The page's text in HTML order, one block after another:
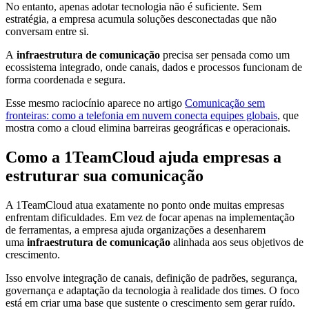
No entanto, apenas adotar tecnologia não é suficiente. Sem
estratégia, a empresa acumula soluções desconectadas que não
conversam entre si.
A infraestrutura de comunicação precisa ser pensada como um
ecossistema integrado, onde canais, dados e processos funcionam de
forma coordenada e segura.
Esse mesmo raciocínio aparece no artigo Comunicação sem
fronteiras: como a telefonia em nuvem conecta equipes globais, que
mostra como a cloud elimina barreiras geográficas e operacionais.
Como a 1TeamCloud ajuda empresas a
estruturar sua comunicação
A 1TeamCloud atua exatamente no ponto onde muitas empresas
enfrentam dificuldades. Em vez de focar apenas na implementação
de ferramentas, a empresa ajuda organizações a desenharem
uma infraestrutura de comunicação alinhada aos seus objetivos de
crescimento.
Isso envolve integração de canais, definição de padrões, segurança,
governança e adaptação da tecnologia à realidade dos times. O foco
está em criar uma base que sustente o crescimento sem gerar ruído.